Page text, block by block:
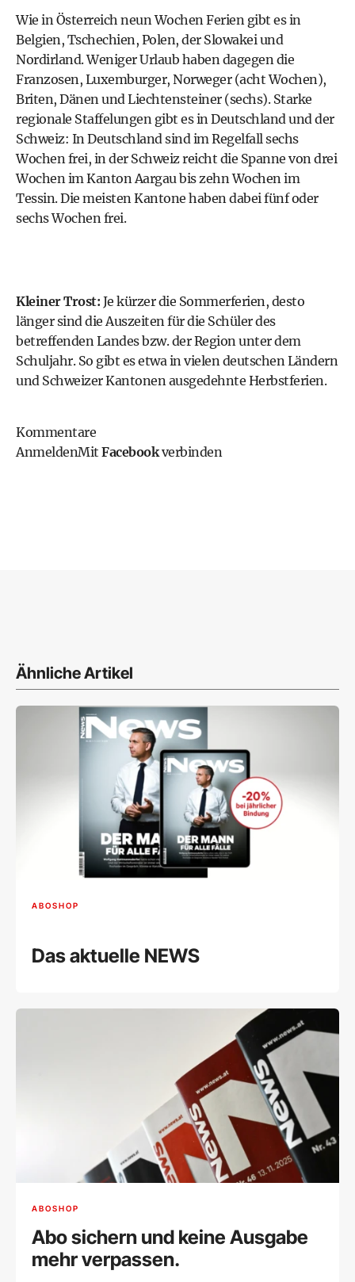
Wie in Österreich neun Wochen Ferien gibt es in
Belgien, Tschechien, Polen, der Slowakei und
Nordirland. Weniger Urlaub haben dagegen die
Franzosen, Luxemburger, Norweger (acht Wochen),
Briten, Dänen und Liechtensteiner (sechs). Starke
regionale Staffelungen gibt es in Deutschland und der
Schweiz: In Deutschland sind im Regelfall sechs
Wochen frei, in der Schweiz reicht die Spanne von drei
Wochen im Kanton Aargau bis zehn Wochen im
Tessin. Die meisten Kantone haben dabei fünf oder
sechs Wochen frei.
Kleiner Trost: Je kürzer die Sommerferien, desto
länger sind die Auszeiten für die Schüler des
betreffenden Landes bzw. der Region unter dem
Schuljahr. So gibt es etwa in vielen deutschen Ländern
und Schweizer Kantonen ausgedehnte Herbstferien.
Kommentare
AnmeldenMit Facebookverbinden
Ähnliche Artikel
ABOSHOP
Das aktuelle NEWS
ABOSHOP
Abo sichern und keine Ausgabe
mehr verpassen.